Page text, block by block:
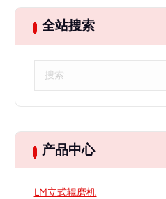
全站搜索
产品中心
LM立式辊磨机